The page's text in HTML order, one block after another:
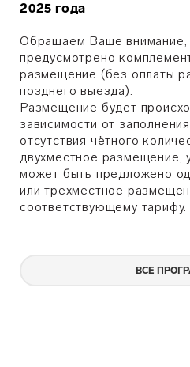
2025 года
Обращаем Ваше внимание,
предусмотрено
размещение (без оплаты
позднего выезда).
Размещение будет
зависимости от
отсутствия чётного
двухместное размещение,
может быть предложено
илитрехместное
соответствующему тарифу.
ВСЕ